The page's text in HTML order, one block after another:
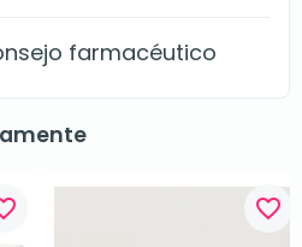
farmacéutico
favorite_border